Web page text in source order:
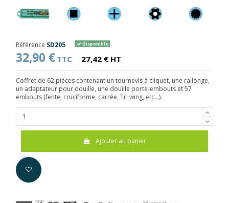
Référence SD205 Disponible
32,90 € TTC 27,42 € HT
Coffret de 62 pièces contenant un tournevis à cliquet, une rallonge,
un adaptateur pour douille, une douille porte-embouts et 57
embouts (fente, cruciforme, carrée, Tri wing, etc...).
Ajouter au panier